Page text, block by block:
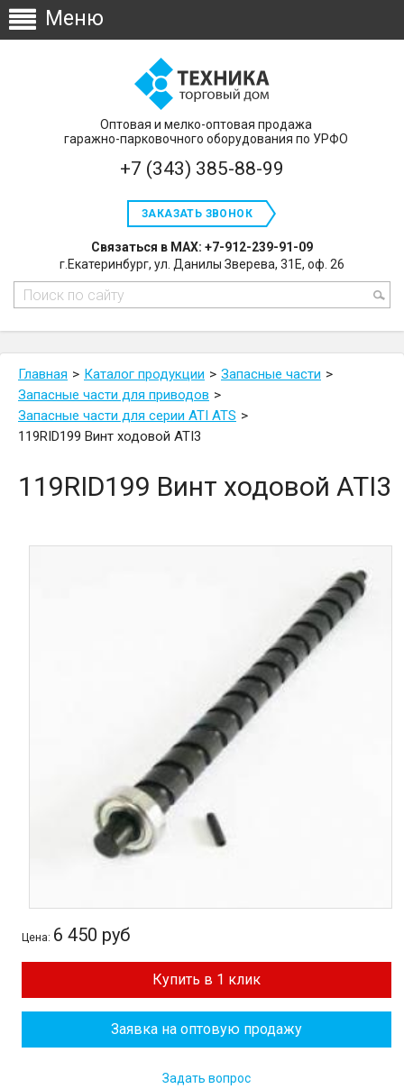
Оптовая и мелко-оптовая продажа
гаражно-парковочного оборудования по УРФО
+7 (343) 385-88-99
ЗАКАЗАТЬ ЗВОНОК
Связаться в MAX: +7-912-239-91-09
г.Екатеринбург, ул. Данилы Зверева, 31Е, оф. 26
Главная Каталог продукции
Запасные части
Запасные части для приводов
Запасные части для серии ATI ATS
119RID199 Винт ходовой ATI3
119RID199 Винт ходовой ATI3
Цена: 6 450 руб
Купить в 1 клик
Заявка на оптовую продажу
Задать вопрос